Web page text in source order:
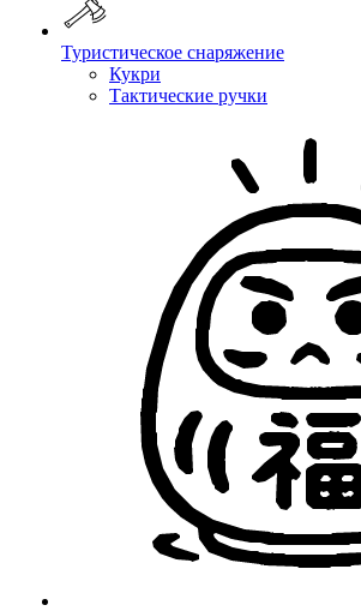
Туристическое снаряжение
Кукри
Тактические ручки